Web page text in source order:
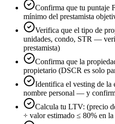
Confirma que tu puntaje
mínimo del prestamista
Verifica que el tipo de
unidades, condo, STR —
prestamista)
Confirma que la
propietario (DSCR es solo
Identifica el vesting de
nombre personal — y
Calcula tu LTV: (precio
÷ valor estimado ≤ 80% en